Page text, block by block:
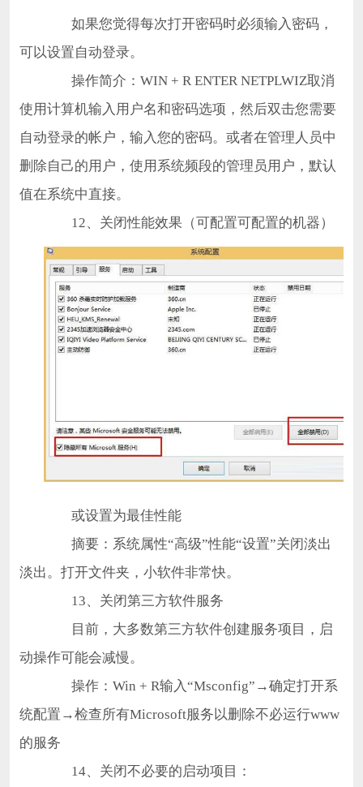
如果您觉得每次打开密码时必须输入密码，
可以设置自动登录。
操作简介：WIN + R ENTER NETPLWIZ取消
使用计算机输入用户名和密码选项，然后双击您需要
自动登录的帐户，输入您的密码。或者在管理人员中
删除自己的用户，使用系统频段的管理员用户，默认
值在系统中直接。
12、关闭性能效果（可配置可配置的机器）
或设置为最佳性能
摘要：系统属性“高级”性能“设置”关闭淡出
淡出。打开文件夹，小软件非常快。
13、关闭第三方软件服务
目前，大多数第三方软件创建服务项目，启
动操作可能会减慢。
操作：Win + R输入“Msconfig”→确定打开系
统配置→检查所有Microsoft服务以删除不必运行www
的服务
14、关闭不必要的启动项目：